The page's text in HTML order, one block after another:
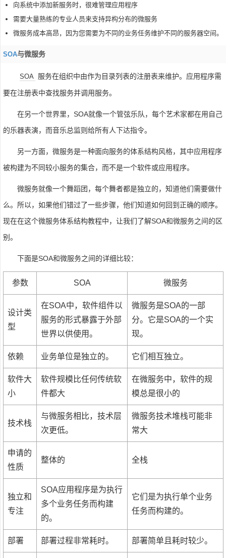
向系统中添加新服务时，很难管理应用程序
需要大量熟练的专业人员来支持异构分布的微服务
微服务成本高昂，因为您需要为不同的业务任务维护不同的服务器空间。
SOA与微服务
SOA 服务在组织中由作为目录列表的注册表来维护。应用程序需
要在注册表中查找服务并调用服务。
在另一个世界里，SOA就像一个管弦乐队，每个艺术家都在用自己
的乐器表演，而音乐总监则给所有人下达指令。
另一方面，微服务是一种面向服务的体系结构风格，其中应用程序
被构建为不同较小服务的集合，而不是一个软件或应用程序。
微服务就像一个舞蹈团，每个舞者都是独立的，知道他们需要做什
么。所以，如果他们错过了一些步骤，他们知道如何回到正确的顺序。
现在在这个微服务体系结构教程中，让我们了解SOA和微服务之间的区
别。
下面是SOA和微服务之间的详细比较：
参数 SOA 微服务
设计类
型
在SOA中，软件组件以
服务的形式暴露于外部
世界以供使用。
微服务是SOA的一部
分。它是SOA的一个实
现。
依赖 业务单位是独立的。 它们相互独立。
软件大
小
软件规模比任何传统软
件都大
在微服务中，软件的规
模总是很小的
技术栈
与微服务相比，技术层
次更低。
微服务技术堆栈可能非
常大
申请的
性质
整体的 全栈
独立和
专注
SOA应用程序是为执行
多个业务任务而构建
的。
它们是为执行单个业务
任务而构建的。
部署 部署过程非常耗时。 部署简单且耗时较少。